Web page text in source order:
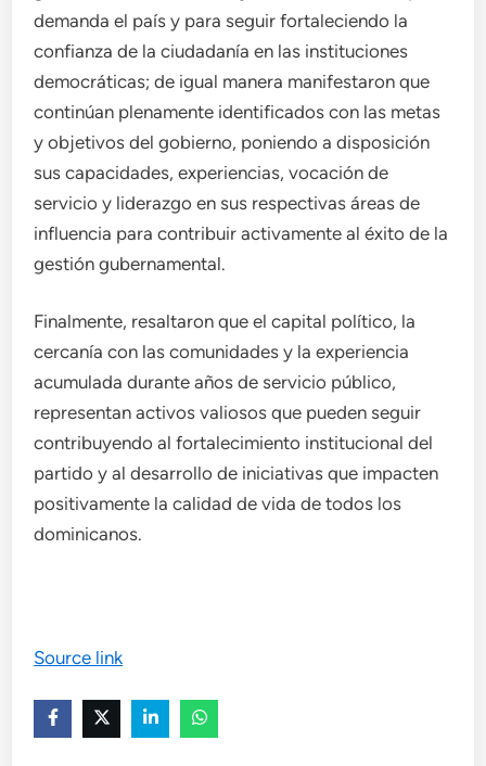
demanda el país y para seguir fortaleciendo la
confianza de la ciudadanía en las instituciones
democráticas; de igual manera manifestaron que
continúan plenamente identificados con las metas
y objetivos del gobierno, poniendo a disposición
sus capacidades, experiencias, vocación de
servicio y liderazgo en sus respectivas áreas de
influencia para contribuir activamente al éxito de la
gestión gubernamental.
Finalmente, resaltaron que el capital político, la
cercanía con las comunidades y la experiencia
acumulada durante años de servicio público,
representan activos valiosos que pueden seguir
contribuyendo al fortalecimiento institucional del
partido y al desarrollo de iniciativas que impacten
positivamente la calidad de vida de todos los
dominicanos.
Source link